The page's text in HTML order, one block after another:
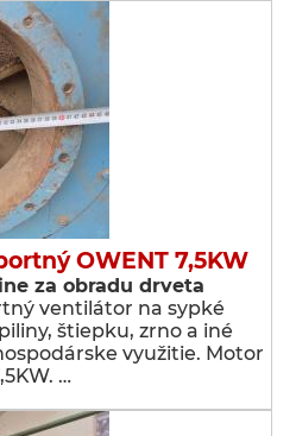
OWENT 7,5KW
za obradu drveta
ventilátor na sypké
štiepku, zrno a iné
využitie. Motor
…